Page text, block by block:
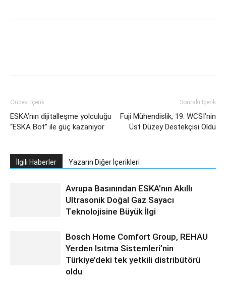
Önceki İçerik
ESKA’nın dijitalleşme yolculuğu
“ESKA Bot” ile güç kazanıyor
Sonraki İçerik
Fuji Mühendislik, 19. WCSI’nin
Üst Düzey Destekçisi Oldu
İlgili Haberler Yazarın Diğer İçerikleri
Avrupa Basınından ESKA’nın Akıllı
Ultrasonik Doğal Gaz Sayacı
Teknolojisine Büyük İlgi
Bosch Home Comfort Group, REHAU
Yerden Isıtma Sistemleri’nin
Türkiye’deki tek yetkili distribütörü
oldu